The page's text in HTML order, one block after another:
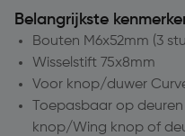
Belangrijkste
Bouten M6x52mm (3
Wisselstift 75x8mm
Voor knop/duwer
Toepasbaar op
knop/Wing knop of